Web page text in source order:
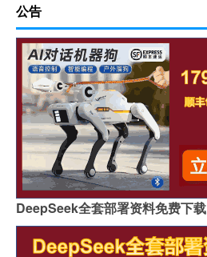
公告
DeepSeek全套部署资料免费下载